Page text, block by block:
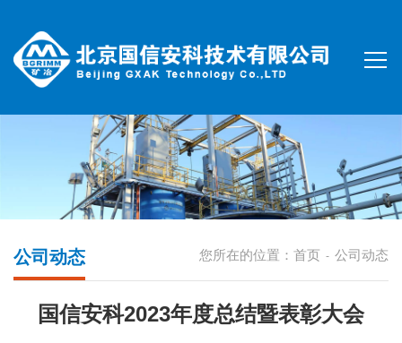
您所在的位置： 首页 - 公司动态
公司动态
国信安科2023年度总结暨表彰大会